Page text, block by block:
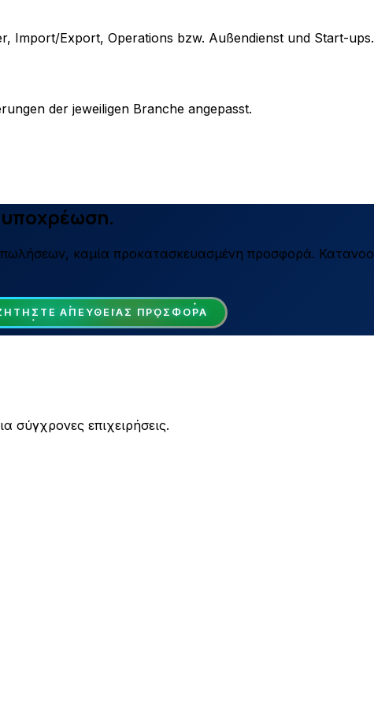
Import/Export, Operations bzw. Außendienst und Start-ups.
der jeweiligen Branche angepasst.
καμία προκατασκευασμένη προσφορά.
ΑΠΕΥΘΕΊΑΣ ΠΡΟΣΦΟΡΆ
σύγχρονες επιχειρήσεις.